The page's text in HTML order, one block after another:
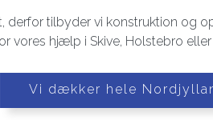
tilbyder vi konstruktion og
vores hjælp i Skive, Holstebro
Vi dækker hele